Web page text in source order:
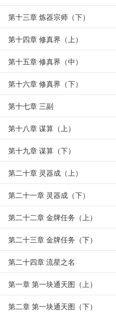
第十三章 炼器宗师（下）
第十四章 修真界（上）
第十五章 修真界（中）
第十六章 修真界（下）
第十七章 三副
第十八章 谋算（上）
第十九章 谋算（下）
第二十章 灵器成（上）
第二十一章 灵器成（下）
第二十二章 金牌任务（上）
第二十三章 金牌任务（下）
第二十四章 流星之名
第一章 第一块通天图（上）
第二章 第一块通天图（下）